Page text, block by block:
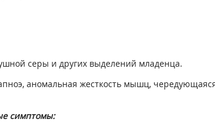
серы и других выделений младенца.
аномальная жесткость мышц,
симптомы: